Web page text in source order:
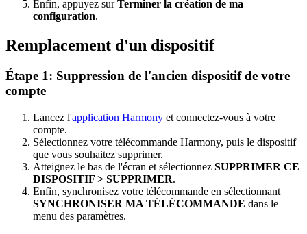
Enfin, appuyez surTerminer la création de ma
configuration.
Remplacement d'un dispositif
Étape 1: Suppression de l'ancien dispositif de votre
compte
Lancez l'application Harmony et connectez-vous à votre
compte.
Sélectionnez votre télécommande Harmony, puis le dispositif
que vous souhaitez supprimer.
Atteignez le bas de l'écran et sélectionnez SUPPRIMER CE
DISPOSITIF > SUPPRIMER.
Enfin, synchronisez votre télécommande en sélectionnant
SYNCHRONISER MA TÉLÉCOMMANDE dans le
menu des paramètres.